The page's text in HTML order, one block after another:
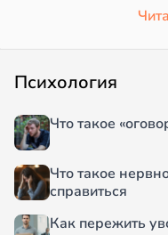
Психология
Что такое
Что такое
справиться
Как пережить